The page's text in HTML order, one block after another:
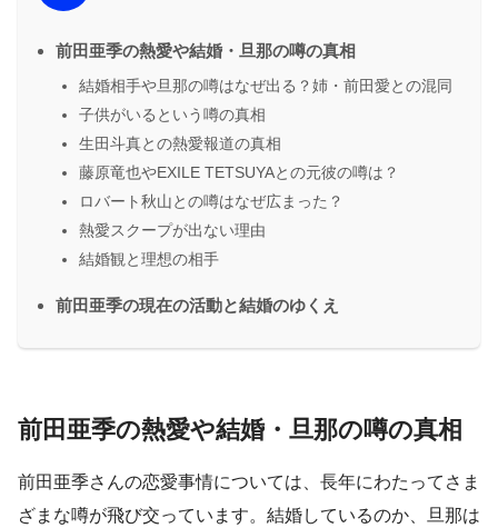
前田亜季の熱愛や結婚・旦那の噂の真相
結婚相手や旦那の噂はなぜ出る？姉・前田愛との混同
子供がいるという噂の真相
生田斗真との熱愛報道の真相
藤原竜也やEXILE TETSUYAとの元彼の噂は？
ロバート秋山との噂はなぜ広まった？
熱愛スクープが出ない理由
結婚観と理想の相手
前田亜季の現在の活動と結婚のゆくえ
前田亜季の熱愛や結婚・旦那の噂の真相
前田亜季さんの恋愛事情については、長年にわたってさま
ざまな噂が飛び交っています。結婚しているのか、旦那は